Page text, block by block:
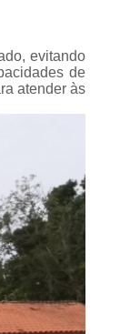
evitando
de
atender às